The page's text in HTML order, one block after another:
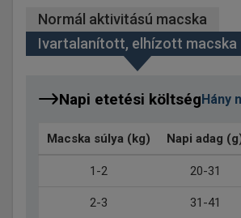
Normál aktivitású macska
Ivartalanított, elhízott macska
Napi etetési költségHány
Macska súlya (kg) Napi adag
1-2 20-31
2-3 31-41